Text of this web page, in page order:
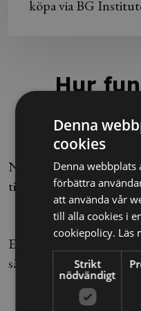
köpa via BG
Hur
1.
När det är dags för att
tillgång till den via
2. Testa
Efter kursen sätter vi
säkerställa att du har
3. Få ditt
Denna
cookies
Denna
förbättra
att använda vår
till alla cookies i
cookiepolicy. Läs
Strikt
nödvändigt